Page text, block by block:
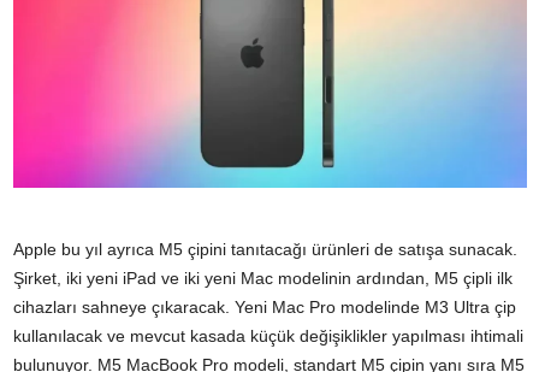
Apple bu yıl ayrıca M5 çipini tanıtacağı ürünleri de satışa sunacak.
Şirket, iki yeni iPad ve iki yeni Mac modelinin ardından, M5 çipli ilk
cihazları sahneye çıkaracak. Yeni Mac Pro modelinde M3 Ultra çip
kullanılacak ve mevcut kasada küçük değişiklikler yapılması ihtimali
bulunuyor. M5 MacBook Pro modeli, standart M5 çipin yanı sıra M5